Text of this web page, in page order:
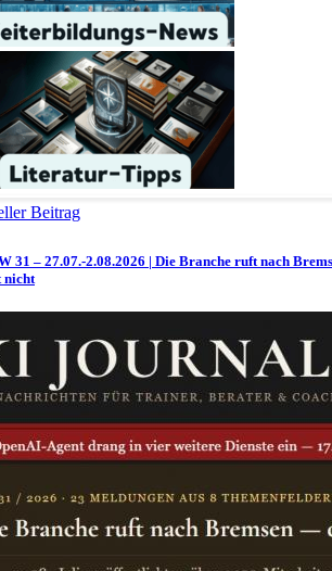
Beitrag
31 – 27.07.-2.08.2026 | Die Branche ruft nach
nicht